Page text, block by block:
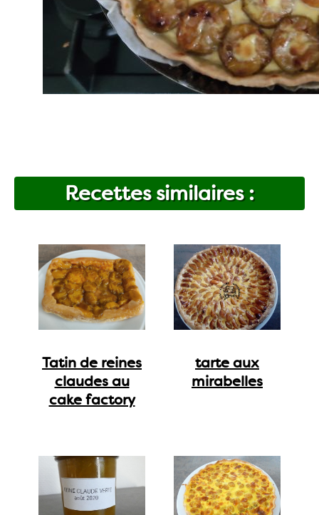
Recettes similaires :
Tatin de reines
claudes au
cake factory
tarte aux
mirabelles